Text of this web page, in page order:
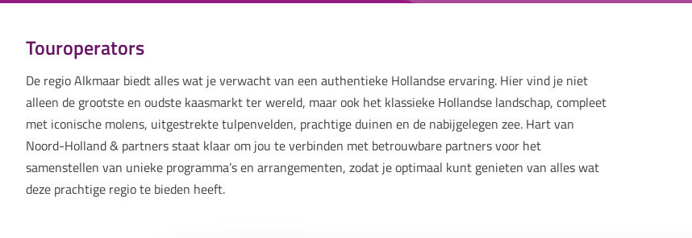
Touroperators
De regio Alkmaar biedt alles wat je verwacht van een authentieke Hollandse ervaring. Hier vind je niet
alleen de grootste en oudste kaasmarkt ter wereld, maar ook het klassieke Hollandse landschap, compleet
met iconische molens, uitgestrekte tulpenvelden, prachtige duinen en de nabijgelegen zee. Hart van
Noord-Holland & partners staat klaar om jou te verbinden met betrouwbare partners voor het
samenstellen van unieke programma’s en arrangementen, zodat je optimaal kunt genieten van alles wat
deze prachtige regio te bieden heeft.